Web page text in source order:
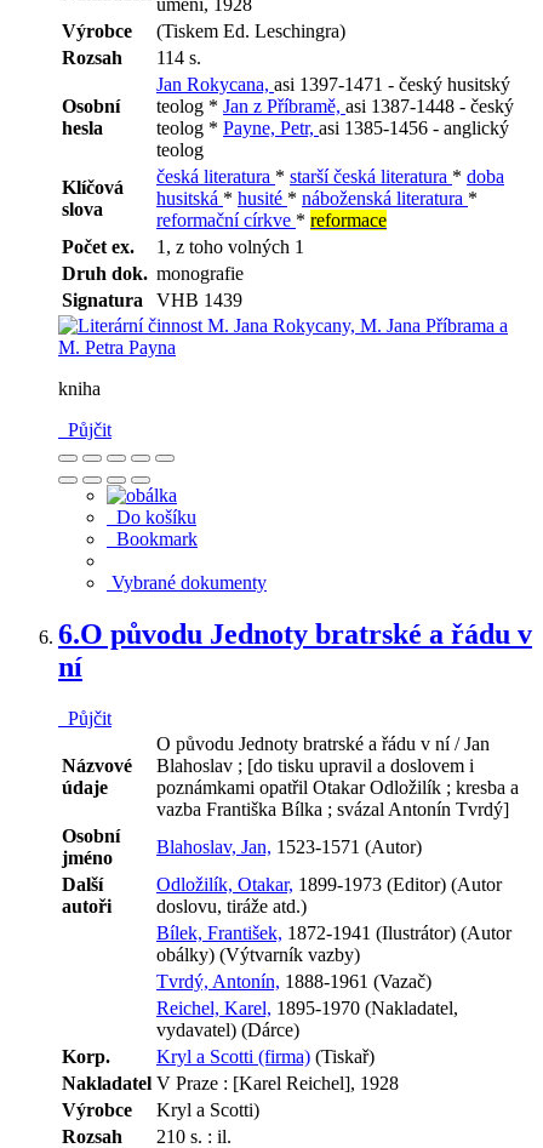
umění, 1928
Výrobce
(Tiskem Ed. Leschingra)
Rozsah
114 s.
Osobní
hesla
Jan Rokycana, asi 1397-1471 - český husitský
teolog * Jan z Příbramě, asi 1387-1448 - český
teolog * Payne, Petr, asi 1385-1456 - anglický
teolog
Klíčová
slova
česká literatura * starší česká literatura * doba
husitská * husité * náboženská literatura *
reformační církve * reformace
Počet ex.
1, z toho volných 1
Druh dok. monografie
Signatura
VHB 1439
kniha
Půjčit
Do košíku
Bookmark
Vybrané dokumenty
6.O původu Jednoty bratrské a řádu v
ní
Půjčit
Názvové
údaje
O původu Jednoty bratrské a řádu v ní / Jan
Blahoslav ; [do tisku upravil a doslovem i
poznámkami opatřil Otakar Odložilík ; kresba a
vazba Františka Bílka ; svázal Antonín Tvrdý]
Osobní
jméno
Blahoslav, Jan, 1523-1571 (Autor)
Další
autoři
Odložilík, Otakar, 1899-1973 (Editor) (Autor
doslovu, tiráže atd.)
Bílek, František, 1872-1941 (Ilustrátor) (Autor
obálky) (Výtvarník vazby)
Tvrdý, Antonín, 1888-1961 (Vazač)
Reichel, Karel, 1895-1970 (Nakladatel,
vydavatel) (Dárce)
Korp.
Kryl a Scotti (firma) (Tiskař)
Nakladatel V Praze : [Karel Reichel], 1928
Výrobce
Kryl a Scotti)
Rozsah
210 s. : il.